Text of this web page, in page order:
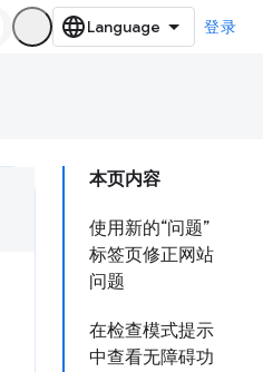
登录
本页内容
使用新的“问题”
标签页修正网站
问题
在检查模式提示
中查看无障碍功